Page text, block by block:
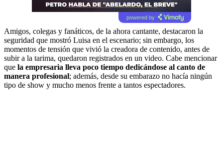
powered by
Amigos, colegas y fanáticos, de la ahora cantante, destacaron la
seguridad que mostró Luisa en el escenario; sin embargo, los
momentos de tensión que vivió la creadora de contenido, antes de
subir a la tarima, quedaron registrados en un video. Cabe mencionar
que la empresaria lleva poco tiempo dedicándose al canto de
manera profesional; además, desde su embarazo no hacía ningún
tipo de show y mucho menos frente a tantos espectadores.